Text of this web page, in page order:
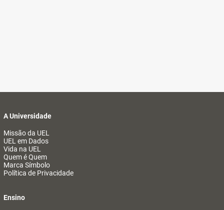
A Universidade
Missão da UEL
UEL em Dados
Vida na UEL
Quem é Quem
Marca Símbolo
Política de Privacidade
Ensino